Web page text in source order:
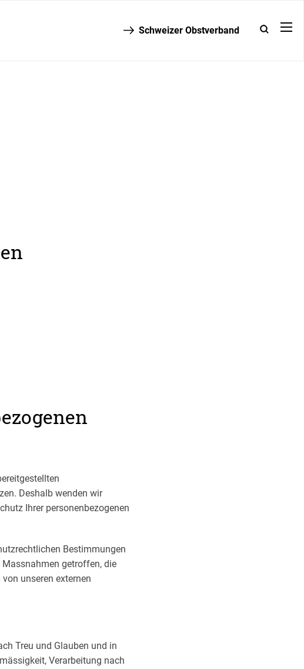
Schweizer Obstverband
Deshalb wenden wir
Ihrer personenbezogenen
Bestimmungen
getroffen, die
unseren externen
Treu und Glauben und in
Verarbeitung nach